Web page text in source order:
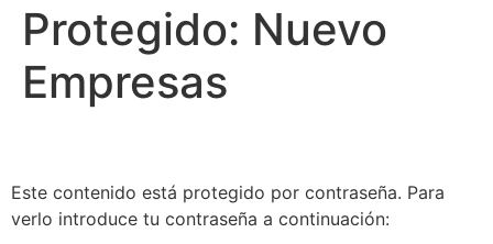
Protegido: Nuevo
Empresas
Este contenido está protegido por contraseña. Para
verlo introduce tu contraseña a continuación: